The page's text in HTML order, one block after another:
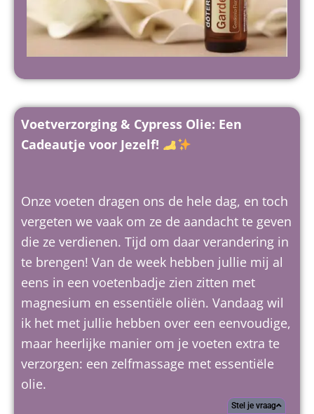
Voetverzorging & Cypress Olie: Een
Cadeautje voor Jezelf!
Onze voeten dragen ons de hele dag, en toch
vergeten we vaak om ze de aandacht te geven
die ze verdienen. Tijd om daar verandering in
te brengen! Van de week hebben jullie mij al
eens in een voetenbadje zien zitten met
magnesium en essentiële oliën. Vandaag wil
ik het met jullie hebben over een eenvoudige,
maar heerlijke manier om je voeten extra te
verzorgen: een zelfmassage met essentiële
olie.
Stel je vraag